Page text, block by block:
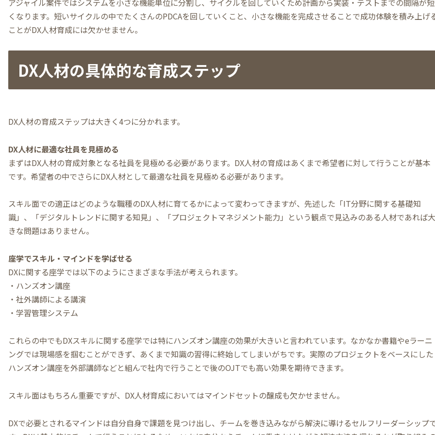
アジャイル案件ではシステムを小さな機能単位に分割し、サイクルを回していくため計画から実装・テストまでの間隔が短
くなります。短いサイクルの中でたくさんのPDCAを回していくこと、小さな機能を完成させることで成功体験を積み上げ
ことがDX人材育成には欠かせません。
DX人材の具体的な育成ステップ
DX人材の育成ステップは大きく4つに分かれます。
DX人材に最適な社員を見極める
まずはDX人材の育成対象となる社員を見極める必要があります。DX人材の育成はあくまで希望者に対して行うことが基本
です。希望者の中でさらにDX人材として最適な社員を見極める必要があります。
スキル面での適正はどのような職種のDX人材に育てるかによって変わってきますが、先述した「IT分野に関する基礎知
識」、「デジタルトレンドに関する知見」、「プロジェクトマネジメント能力」という観点で見込みのある人材であれば大
きな問題はありません。
座学でスキル・マインドを学ばせる
DXに関する座学では以下のようにさまざまな手法が考えられます。
・ハンズオン講座
・社外講師による講演
・学習管理システム
これらの中でもDXスキルに関する座学では特にハンズオン講座の効果が大きいと言われています。なかなか書籍やeラーニ
ングでは現場感を掴むことができず、あくまで知識の習得に終始してしまいがちです。実際のプロジェクトをベースにした
ハンズオン講座を外部講師などと組んで社内で行うことで後のOJTでも高い効果を期待できます。
スキル面はもちろん重要ですが、DX人材育成においてはマインドセットの醸成も欠かせません。
DXで必要とされるマインドは自分自身で課題を見つけ出し、チームを巻き込みながら解決に導けるセルフリーダーシップ